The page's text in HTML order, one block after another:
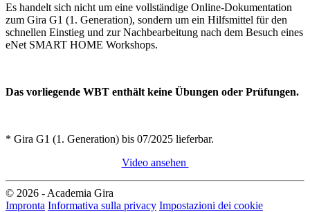
Es handelt sich nicht um eine vollständige Online-Dokumentation
zum Gira G1 (1. Generation), sondern um ein Hilfsmittel für den
schnellen Einstieg und zur Nachbearbeitung nach dem Besuch eines
eNet SMART HOME Workshops.
Das vorliegende WBT enthält keine Übungen oder Prüfungen.
* Gira G1 (1. Generation) bis 07/2025 lieferbar.
Video ansehen
© 2026 - Academia Gira
Impronta Informativa sulla privacy Impostazioni dei cookie